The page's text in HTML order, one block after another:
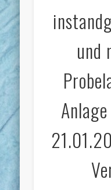
und